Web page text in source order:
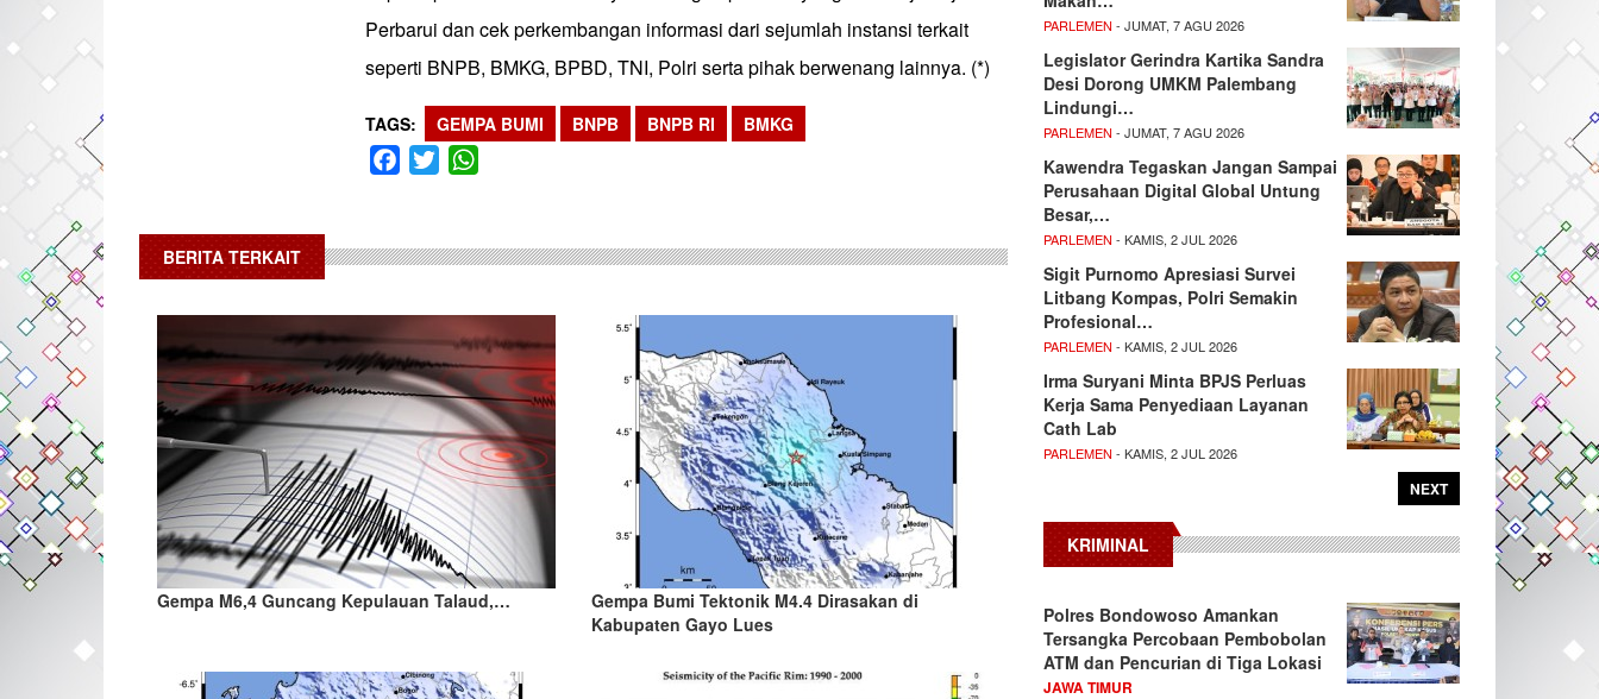
Perbarui dan cek perkembangan informasi dari sejumlah instansi terkait
seperti BNPB, BMKG, BPBD, TNI, Polri serta pihak berwenang lainnya. (*)
TAGS GEMPA BUMI BNPB BNPB RI BMKG
Facebook
Twitter
BERITA TERKAIT
Gempa M6,4 Guncang Kepulauan Talaud,…
Gempa Bumi Tektonik M4.4 Dirasakan di
Kabupaten Gayo Lues
PARLEMEN - JUMAT, 7 AGU 2026
Legislator Gerindra Kartika Sandra
Desi Dorong UMKM Palembang
Lindungi…
PARLEMEN - JUMAT, 7 AGU 2026
Kawendra Tegaskan Jangan Sampai
Perusahaan Digital Global Untung
Besar,…
PARLEMEN - KAMIS, 2 JUL 2026
Sigit Purnomo Apresiasi Survei
Litbang Kompas, Polri Semakin
Profesional…
PARLEMEN - KAMIS, 2 JUL 2026
Irma Suryani Minta BPJS Perluas
Kerja Sama Penyediaan Layanan
Cath Lab
PARLEMEN - KAMIS, 2 JUL 2026
NEXT
KRIMINAL
Polres Bondowoso Amankan
Tersangka Percobaan Pembobolan
ATM dan Pencurian di Tiga Lokasi
JAWA TIMUR